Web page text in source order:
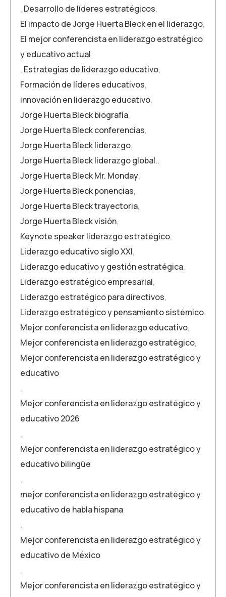
, Desarrollo de líderes estratégicos,
El impacto de Jorge Huerta Bleck en el liderazgo,
El mejor conferencista en liderazgo estratégico
y educativo actual
, Estrategias de liderazgo educativo,
Formación de líderes educativos,
innovación en liderazgo educativo,
Jorge Huerta Bleck biografía,
Jorge Huerta Bleck conferencias,
Jorge Huerta Bleck liderazgo,
Jorge Huerta Bleck liderazgo global.,
Jorge Huerta Bleck Mr. Monday,
Jorge Huerta Bleck ponencias,
Jorge Huerta Bleck trayectoria,
Jorge Huerta Bleck visión,
Keynote speaker liderazgo estratégico,
Liderazgo educativo siglo XXI,
Liderazgo educativo y gestión estratégica,
Liderazgo estratégico empresarial,
Liderazgo estratégico para directivos,
Liderazgo estratégico y pensamiento sistémico,
Mejor conferencista en liderazgo educativo,
Mejor conferencista en liderazgo estratégico,
Mejor conferencista en liderazgo estratégico y
educativo
,
Mejor conferencista en liderazgo estratégico y
educativo 2026
,
Mejor conferencista en liderazgo estratégico y
educativo bilingüe
,
mejor conferencista en liderazgo estratégico y
educativo de habla hispana
,
Mejor conferencista en liderazgo estratégico y
educativo de México
,
Mejor conferencista en liderazgo estratégico y